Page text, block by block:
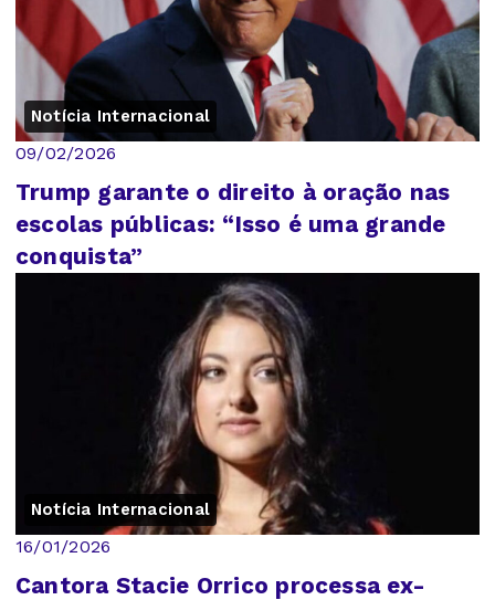
Notícia Internacional
09/02/2026
Trump garante o direito à oração nas
escolas públicas: “Isso é uma grande
conquista”
Notícia Internacional
16/01/2026
Cantora Stacie Orrico processa ex-